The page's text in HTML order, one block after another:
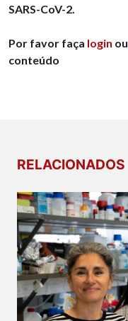
SARS-CoV-2.
Por favor faça login ou
conteúdo
RELACIONADOS